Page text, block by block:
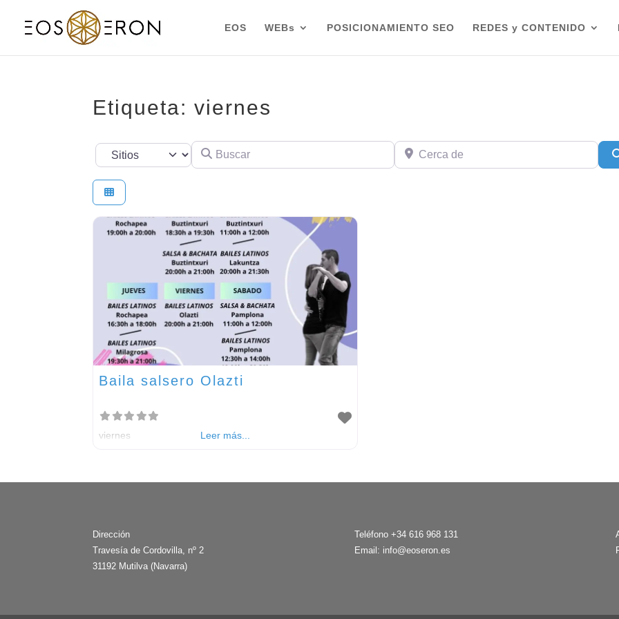
EOS WEBs POSICIONAMIENTO SEO REDES y CONTENIDO
Etiqueta: viernes
Seleccionar el formulario de búsqueda
Buscar Cerca de
Baila salsero Olazti
viernes Leer más...
Dirección
Travesía de Cordovilla, nº 2
31192 Mutilva (Navarra)
Teléfono +34 616 968 131
Email: info@eoseron.es